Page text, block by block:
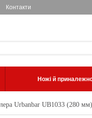
Контакти
Ножі й
Urbanbar UB1033 (280 мм)